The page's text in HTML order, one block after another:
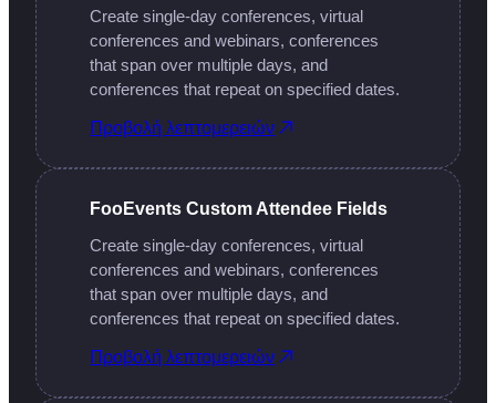
Create single-day conferences, virtual
conferences and webinars, conferences
that span over multiple days, and
conferences that repeat on specified dates.
Προβολή λεπτομερειών
FooEvents Custom Attendee Fields ​
Create single-day conferences, virtual
conferences and webinars, conferences
that span over multiple days, and
conferences that repeat on specified dates.
Προβολή λεπτομερειών